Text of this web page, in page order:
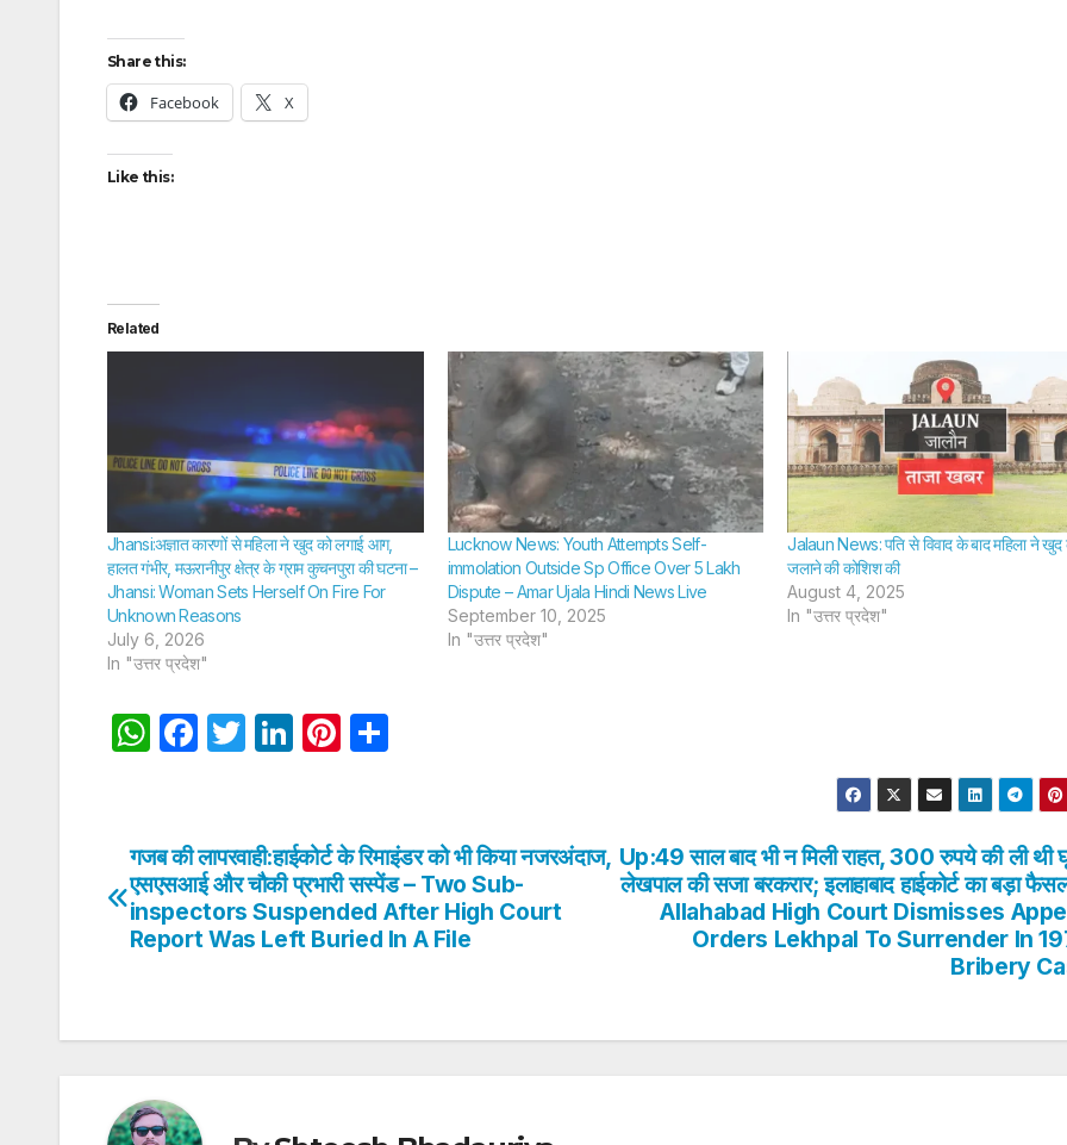
Share this:
Facebook X
Like this:
Related
Jhansi:अज्ञात कारणों से महिला ने खुद को लगाई आग,
हालत गंभीर, मऊरानीपुर क्षेत्र के ग्राम कुचनपुरा की घटना –
Jhansi: Woman Sets Herself On Fire For
Unknown Reasons
July 6, 2026
In "उत्तर प्रदेश"
Lucknow News: Youth Attempts Self-
immolation Outside Sp Office Over 5 Lakh
Dispute – Amar Ujala Hindi News Live
September 10, 2025
In "उत्तर प्रदेश"
Jalaun News: पति से विवाद के बाद महिला ने खुद
जलाने की कोशिश की
August 4, 2025
In "उत्तर प्रदेश"
W
s
A
p
p
F
e
b
o
o
T
er
Li
e
dI
n
Pi
e
st
e
Post
navigation
Up:49 साल बाद भी न मिली राहत, 300 रुपये की ली थी
लेखपाल की सजा बरकरार; इलाहाबाद हाईकोर्ट का बड़ा
Allahabad High Court Dismisses
Orders Lekhpal To Surrender In
Bribery
गजब की लापरवाही:हाईकोर्ट के रिमाइंडर को भी किया नजरअंदाज,
एसएसआई और चौकी प्रभारी सस्पेंड – Two Sub-
inspectors Suspended After High Court
Report Was Left Buried In A File